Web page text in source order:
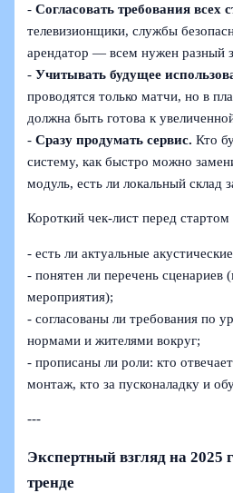
-Согласовать требования всех
телевизионщики, службы
арендатор — всем нужен разный
-Учитывать будущее
проводятся только матчи, но в
должна быть готова к
-Сразу продумать сервис. Кто
систему, как быстро можно
модуль, есть ли локальный склад
Короткий чек-лист перед стартом
- есть ли актуальные
- понятен ли перечень сценариев
мероприятия);
- согласованы ли требования по
нормами и жителями вокруг;
- прописаны ли роли: кто
монтаж, кто за пусконаладку и
---
Экспертный взгляд на 2025
тренде